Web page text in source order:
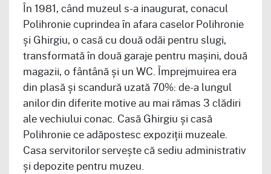
În 1981, când muzeul s-a inaugurat, conacul
Polihronie cuprindea în afara caselor Polihronie
și Ghirgiu, o casă cu două odăi pentru slugi,
transformată în două garaje pentru mașini, două
magazii, o fântână și un WC. Împrejmuirea era
din plasă și scandură uzată 70%: de-a lungul
anilor din diferite motive au mai rămas 3 clădiri
ale vechiului conac. Casă Ghirgiu și casă
Polihronie ce adăpostesc expoziții muzeale.
Casa servitorilor servește că sediu administrativ
și depozite pentru muzeu.